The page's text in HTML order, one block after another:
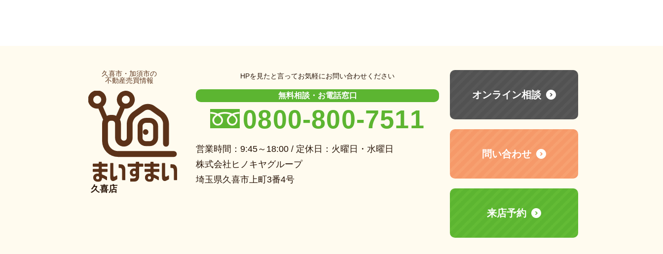
久喜市・加須市の
不動産売買情報
久喜店
HPを見たと言ってお気軽にお問い合わせください
無料相談・お電話窓口
0800-800-7511
営業時間：9:45～18:00 / 定休日：火曜日・水曜日
株式会社ヒノキヤグループ
埼玉県久喜市上町3番4号
オンライン相談
問い合わせ
来店予約